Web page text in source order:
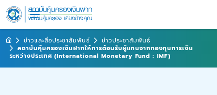
ข่าวและสื่อประชาสัมพันธ์
ข่าวประชาสัมพันธ์
สถาบันคุ้มครองเงินฝากให้การต้อนรับผู้แทนจากกองทุนการเงิน
ระหว่างประเทศ (International Monetary Fund : IMF)